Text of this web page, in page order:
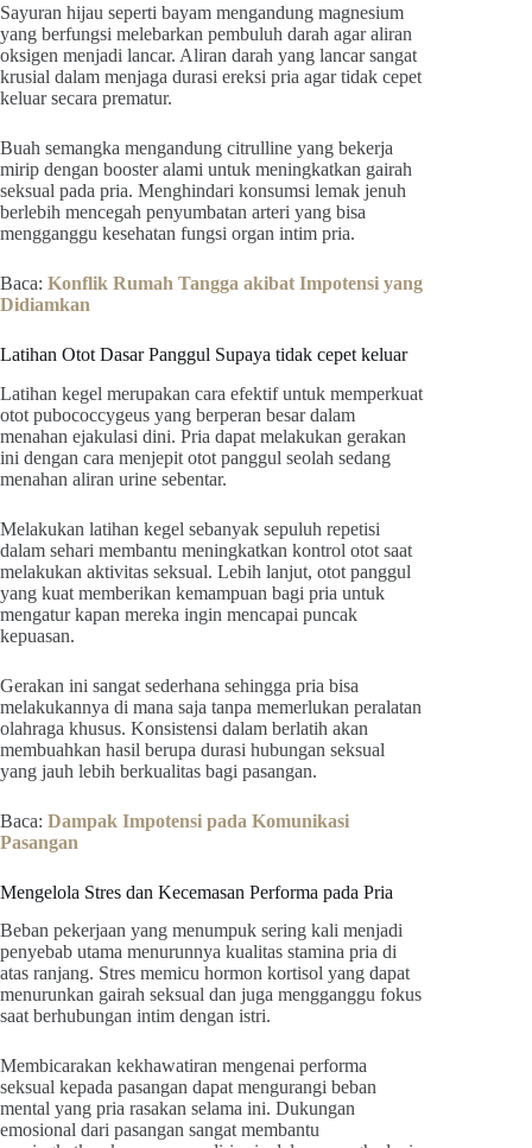
Sayuran hijau seperti bayam mengandung magnesium
yang berfungsi melebarkan pembuluh darah agar aliran
oksigen menjadi lancar. Aliran darah yang lancar sangat
krusial dalam menjaga durasi ereksi pria agar tidak cepet
keluar secara prematur.
Buah semangka mengandung citrulline yang bekerja
mirip dengan booster alami untuk meningkatkan gairah
seksual pada pria. Menghindari konsumsi lemak jenuh
berlebih mencegah penyumbatan arteri yang bisa
mengganggu kesehatan fungsi organ intim pria.
Baca: Konflik Rumah Tangga akibat Impotensi yang
Didiamkan
Latihan Otot Dasar Panggul Supaya tidak cepet keluar
Latihan kegel merupakan cara efektif untuk memperkuat
otot pubococcygeus yang berperan besar dalam
menahan ejakulasi dini. Pria dapat melakukan gerakan
ini dengan cara menjepit otot panggul seolah sedang
menahan aliran urine sebentar.
Melakukan latihan kegel sebanyak sepuluh repetisi
dalam sehari membantu meningkatkan kontrol otot saat
melakukan aktivitas seksual. Lebih lanjut, otot panggul
yang kuat memberikan kemampuan bagi pria untuk
mengatur kapan mereka ingin mencapai puncak
kepuasan.
Gerakan ini sangat sederhana sehingga pria bisa
melakukannya di mana saja tanpa memerlukan peralatan
olahraga khusus. Konsistensi dalam berlatih akan
membuahkan hasil berupa durasi hubungan seksual
yang jauh lebih berkualitas bagi pasangan.
Baca: Dampak Impotensi pada Komunikasi
Pasangan
Mengelola Stres dan Kecemasan Performa pada Pria
Beban pekerjaan yang menumpuk sering kali menjadi
penyebab utama menurunnya kualitas stamina pria di
atas ranjang. Stres memicu hormon kortisol yang dapat
menurunkan gairah seksual dan juga mengganggu fokus
saat berhubungan intim dengan istri.
Membicarakan kekhawatiran mengenai performa
seksual kepada pasangan dapat mengurangi beban
mental yang pria rasakan selama ini. Dukungan
emosional dari pasangan sangat membantu